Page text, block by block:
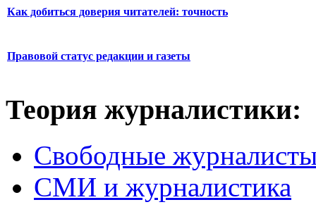
Как добиться доверия читателей: точность
Правовой статус редакции и газеты
Теория журналистики:
Свободные
СМИ и журналистика